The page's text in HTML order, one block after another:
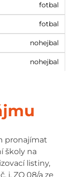
fotbal
fotbal
nohejbal
nohejbal
pronajímat
školy na
listiny,
j. ZO 08/a ze